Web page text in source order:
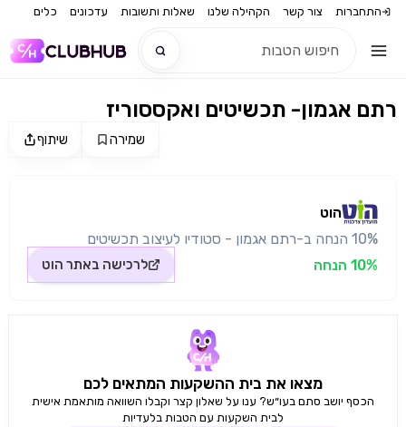
התחברות צור קשר הקהילה שלנו שאלות ותשובות עדכונים כלים
שיתוף שמירה
רתם אגמון- תכשיטים ואקססוריז
הוט
10% הנחה ב-רתם אגמון - סטודיו לעיצוב תכשיטים
10% הנחה
לרכישה באתר הוט
מצאו את בית ההשקעות המתאים לכם
הכסף יושב סתם בעו״ש? ענו על שאלון קצר וקבלו השוואה מותאמת אישית
לבית השקעות עם הטבות בלעדיות